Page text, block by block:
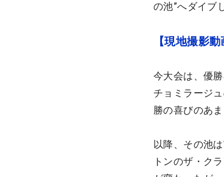
の池”へダイブ
【現地撮影
今大会は、優
チョミラージ
勝の喜びのあ
以降、その池
トンのザ・ク